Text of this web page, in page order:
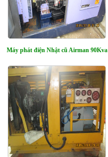
Máy phát điện Nhật cũ Airman 90Kva